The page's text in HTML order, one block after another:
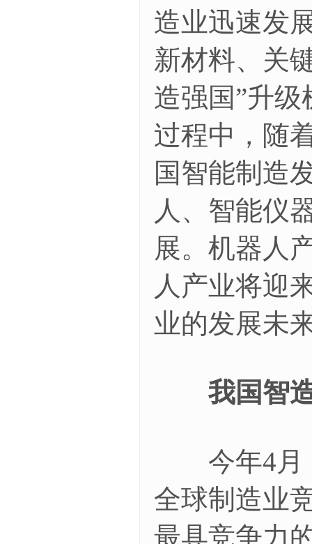
造业迅速发
新材料、关
造强国”升
过程中，随
国智能制造
人、智能仪
展。机器人
人产业将迎
业的发展未
我国智造
今年4月，
全球制造业
最具竞争力